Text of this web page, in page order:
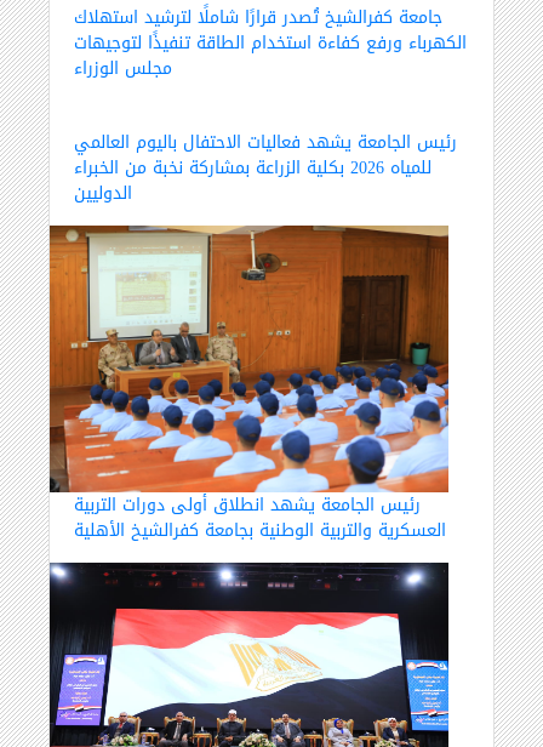
جامعة كفرالشيخ تُصدر قرارًا شاملًا لترشيد استهلاك
الكهرباء ورفع كفاءة استخدام الطاقة تنفيذًا لتوجيهات
مجلس الوزراء
رئيس الجامعة يشهد فعاليات الاحتفال باليوم العالمي
للمياه 2026 بكلية الزراعة بمشاركة نخبة من الخبراء
الدوليين
رئيس الجامعة يشهد انطلاق أولى دورات التربية
العسكرية والتربية الوطنية بجامعة كفرالشيخ الأهلية